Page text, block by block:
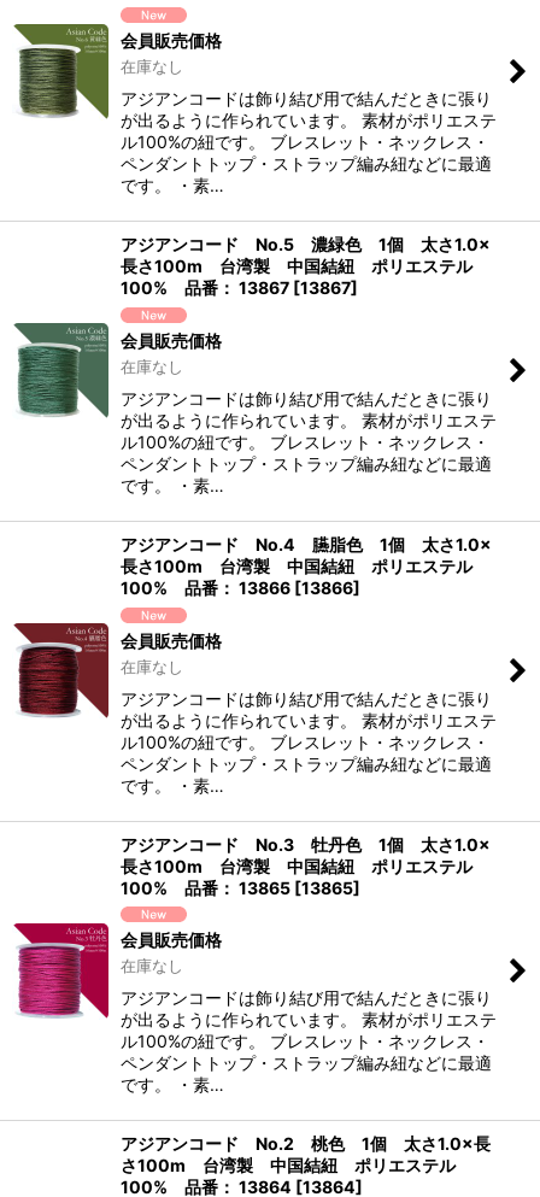
会員販売価格
在庫なし
アジアンコードは飾り結び用で結んだときに張り
が出るように作られています。 素材がポリエステ
ル100%の紐です。 ブレスレット・ネックレス・
ペンダントトップ・ストラップ編み紐などに最適
です。 ・素…
アジアンコード No.5 濃緑色 1個 太さ1.0×
長さ100m 台湾製 中国結紐 ポリエステル
100% 品番： 13867 [13867]
会員販売価格
在庫なし
アジアンコードは飾り結び用で結んだときに張り
が出るように作られています。 素材がポリエステ
ル100%の紐です。 ブレスレット・ネックレス・
ペンダントトップ・ストラップ編み紐などに最適
です。 ・素…
アジアンコード No.4 臙脂色 1個 太さ1.0×
長さ100m 台湾製 中国結紐 ポリエステル
100% 品番： 13866 [13866]
会員販売価格
在庫なし
アジアンコードは飾り結び用で結んだときに張り
が出るように作られています。 素材がポリエステ
ル100%の紐です。 ブレスレット・ネックレス・
ペンダントトップ・ストラップ編み紐などに最適
です。 ・素…
アジアンコード No.3 牡丹色 1個 太さ1.0×
長さ100m 台湾製 中国結紐 ポリエステル
100% 品番： 13865 [13865]
会員販売価格
在庫なし
アジアンコードは飾り結び用で結んだときに張り
が出るように作られています。 素材がポリエステ
ル100%の紐です。 ブレスレット・ネックレス・
ペンダントトップ・ストラップ編み紐などに最適
です。 ・素…
アジアンコード No.2 桃色 1個 太さ1.0×長
さ100m 台湾製 中国結紐 ポリエステル
100% 品番： 13864 [13864]